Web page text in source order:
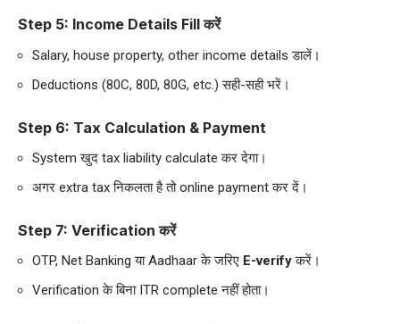
Step 5: Income Details Fill करें
Salary, house property, other income details डालें।
Deductions (80C, 80D, 80G, etc.) सही-सही भरें।
Step 6: Tax Calculation & Payment
System खुद tax liability calculate कर देगा।
अगर extra tax निकलता है तो online payment कर दें।
Step 7: Verification करें
OTP, Net Banking या Aadhaar के जरिए E-verifyकरें।
Verification के बिना ITR complete नहीं होता।